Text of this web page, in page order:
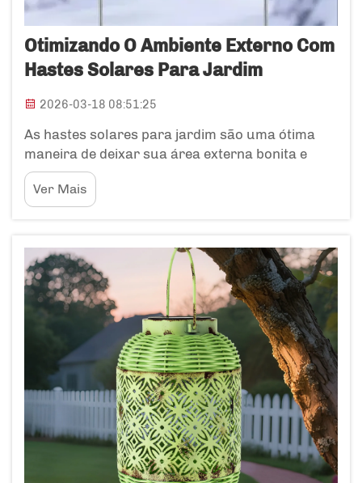
Otimizando O Ambiente Externo Com
Hastes Solares Para Jardim
2026-03-18 08:51:25
As hastes solares para jardim são uma ótima
maneira de deixar sua área externa bonita e
acolhedora. São como luminárias altas e
esbeltas que você simplesmente empurra no
solo do jardim ou ao longo dos caminhos. Esses
brilham à noite. Portanto, você...
Ver Mais